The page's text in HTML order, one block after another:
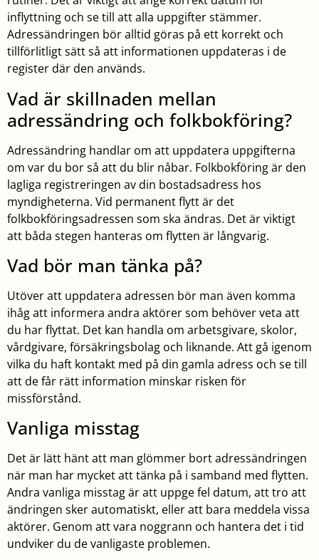
inflyttning och se till att alla uppgifter stämmer.
Adressändringen bör alltid göras på ett korrekt och
tillförlitligt sätt så att informationen uppdateras i de
register där den används.
Vad är skillnaden mellan
adressändring och folkbokföring?
Adressändring handlar om att uppdatera uppgifterna
om var du bor så att du blir nåbar. Folkbokföring är den
lagliga registreringen av din bostadsadress hos
myndigheterna. Vid permanent flytt är det
folkbokföringsadressen som ska ändras. Det är viktigt
att båda stegen hanteras om flytten är långvarig.
Vad bör man tänka på?
Utöver att uppdatera adressen bör man även komma
ihåg att informera andra aktörer som behöver veta att
du har flyttat. Det kan handla om arbetsgivare, skolor,
vårdgivare, försäkringsbolag och liknande. Att gå igenom
vilka du haft kontakt med på din gamla adress och se till
att de får rätt information minskar risken för
missförstånd.
Vanliga misstag
Det är lätt hänt att man glömmer bort adressändringen
när man har mycket att tänka på i samband med flytten.
Andra vanliga misstag är att uppge fel datum, att tro att
ändringen sker automatiskt, eller att bara meddela vissa
aktörer. Genom att vara noggrann och hantera det i tid
undviker du de vanligaste problemen.